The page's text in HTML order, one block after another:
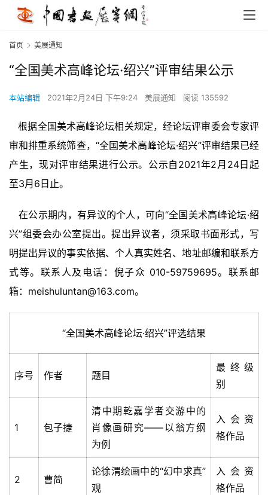
首页 美展通知
“全国美术高峰论坛·绍兴”评审结果公示
本站编辑 2021年2月24日 下午9:24 美展通知 阅读 135592
根据全国美术高峰论坛相关规定，经论坛评审委会专家评
审和排重系统筛查，“全国美术高峰论坛·绍兴”评审结果已经
产生，现对评审结果进行公示。公示自2021年2月24日起
至3月6日止。
在公示期内，有异议的个人，可向“全国美术高峰论坛·绍
兴”组委会办公室提出。提出异议者，须采取书面形式，写
明提出异议的事实依据、个人真实姓名、地址邮编和联系方
式等。联系人及电话：倪子众 010-59759695。联系邮
箱：meishuluntan@163.com。
“全国美术高峰论坛·绍兴”评选结果
序号 作者 题目
最终级
别
1 包子捷
清中期乾嘉学者交游中的
肖像画研究——以翁方纲
为例
入会资
格作品
2 曹简
论徐渭绘画中的“幻中求真”
观
入会资
格作品